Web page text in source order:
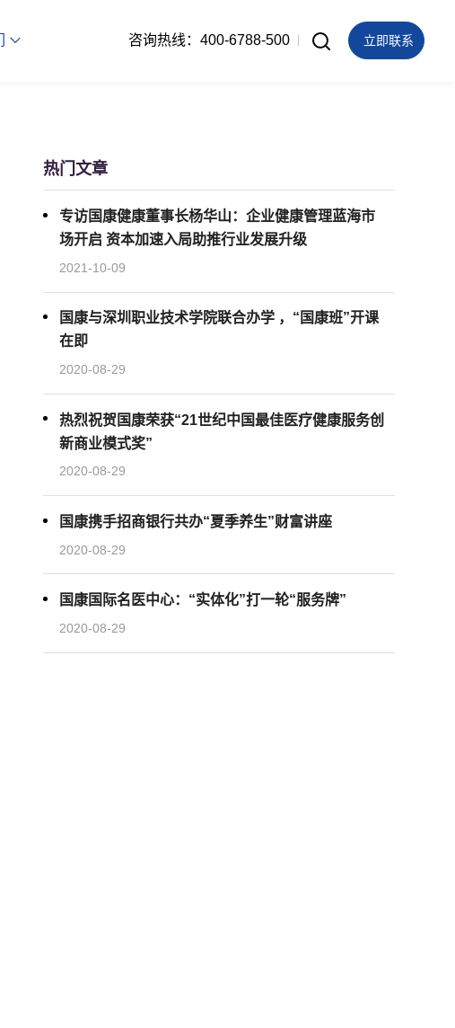
咨询热线：400-6788-500 立即联系
热门文章
专访国康健康董事长杨华山：企业健康管理蓝海市
场开启 资本加速入局助推行业发展升级
2021-10-09
国康与深圳职业技术学院联合办学 ，“国康班”开课
在即
2020-08-29
热烈祝贺国康荣获“21世纪中国最佳医疗健康服务创
新商业模式奖”
2020-08-29
国康携手招商银行共办“夏季养生”财富讲座
2020-08-29
国康国际名医中心：“实体化”打一轮“服务牌”
2020-08-29